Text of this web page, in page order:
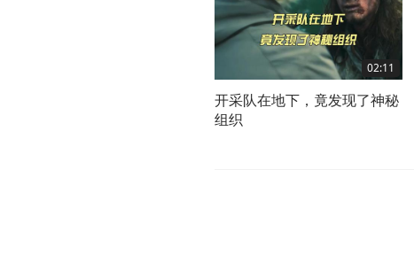
02:11
开采队在地下，竟发现了神秘
组织